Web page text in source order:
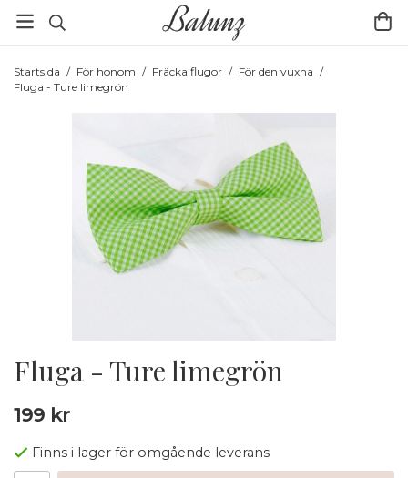
Startsida / För honom / Fräcka flugor / För den vuxna /
Fluga - Ture limegrön
Fluga - Ture limegrön
199 kr
Finns i lager för omgående leverans